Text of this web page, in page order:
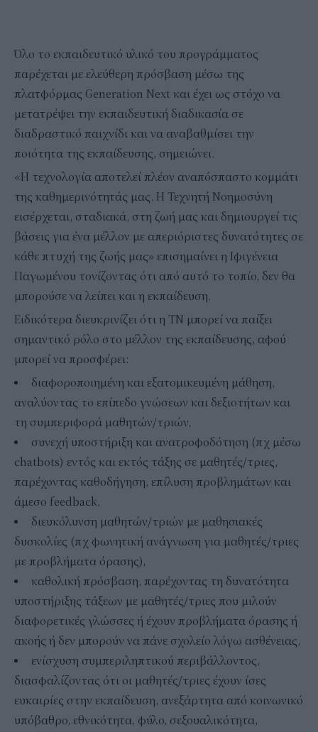
Όλο το εκπαιδευτικό υλικό του προγράμματος
παρέχεται με ελεύθερη πρόσβαση μέσω της
πλατφόρμας Generation Next και έχει ως στόχο να
μετατρέψει την εκπαιδευτική διαδικασία σε
διαδραστικό παιχνίδι και να αναβαθμίσει την
ποιότητα της εκπαίδευσης, σημειώνει.
«Η τεχνολογία αποτελεί πλέον αναπόσπαστο κομμάτι
της καθημερινότητάς μας. Η Τεχνητή Νοημοσύνη
εισέρχεται, σταδιακά, στη ζωή μας και δημιουργεί τις
βάσεις για ένα μέλλον με απεριόριστες δυνατότητες σε
κάθε πτυχή της ζωής μας» επισημαίνει η Ιφιγένεια
Παγωμένου τονίζοντας ότι από αυτό το τοπίο, δεν θα
μπορούσε να λείπει και η εκπαίδευση.
Ειδικότερα διευκρινίζει ότι η ΤΝ μπορεί να παίξει
σημαντικό ρόλο στο μέλλον της εκπαίδευσης, αφού
μπορεί να προσφέρει:
διαφοροποιημένη και εξατομικευμένη μάθηση,
αναλύοντας το επίπεδο γνώσεων και δεξιοτήτων και
τη συμπεριφορά μαθητών/τριών,
συνεχή υποστήριξη και ανατροφοδότηση (πχ μέσω
chatbots) εντός και εκτός τάξης σε μαθητές/τριες,
παρέχοντας καθοδήγηση, επίλυση προβλημάτων και
άμεσο feedback,
διευκόλυνση μαθητών/τριών με μαθησιακές
δυσκολίες (πχ φωνητική ανάγνωση για μαθητές/τριες
με προβλήματα όρασης),
καθολική πρόσβαση, παρέχοντας τη δυνατότητα
υποστήριξης τάξεων με μαθητές/τριες που μιλούν
διαφορετικές γλώσσες ή έχουν προβλήματα όρασης ή
ακοής ή δεν μπορούν να πάνε σχολείο λόγω ασθένειας,
ενίσχυση συμπεριληπτικού περιβάλλοντος,
διασφαλίζοντας ότι οι μαθητές/τριες έχουν ίσες
ευκαιρίες στην εκπαίδευση, ανεξάρτητα από κοινωνικό
υπόβαθρο, εθνικότητα, φύλο, σεξουαλικότητα,